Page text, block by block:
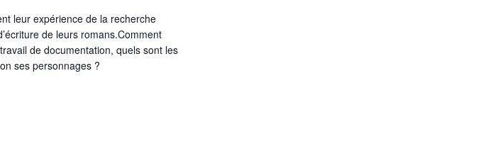
leur expérience de la recherche
de leurs romans.Comment
de documentation, quels sont les
ses personnages ?